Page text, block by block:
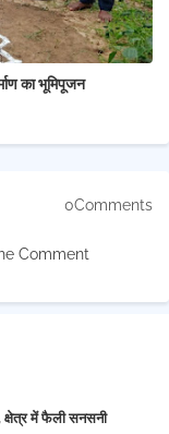
का भूमिपूजन
0Comments
Comment
क्षेत्र में फैली सनसनी